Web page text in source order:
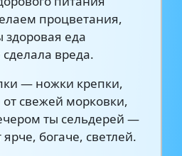
процветания,
здоровая еда
вреда.
— ножки крепки,
от свежей морковки,
ты сельдерей —
богаче, светлей.